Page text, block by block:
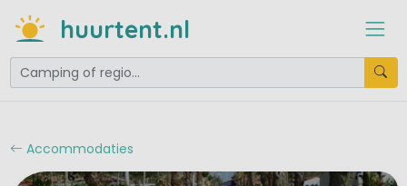
huurtent.nl
Accommodaties